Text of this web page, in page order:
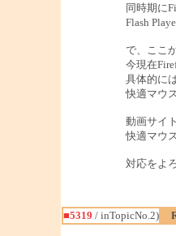
同時期に
Flash
で、ここ
今現在
具体的に
快適マウ
動画サイ
快適マウ
対応をよ
■5319 / inTopicNo.2)